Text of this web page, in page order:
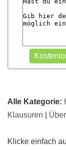
Alle Kategorie:
Klausuren
Klicke einfach